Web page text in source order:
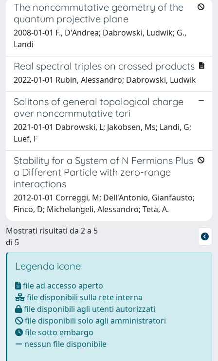
The noncommutative geometry of the
quantum projective plane
2008-01-01 F., D'Andrea; Dabrowski, Ludwik; G.,
Landi
Real spectral triples on crossed products
2022-01-01 Rubin, Alessandro; Dabrowski, Ludwik
Solitons of general topological charge
over noncommutative tori
2021-01-01 Dabrowski, L; Jakobsen, Ms; Landi, G;
Luef, F
Stability for a System of N Fermions Plus
a Different Particle with zero-range
interactions
2012-01-01 Correggi, M; Dell'Antonio, Gianfausto;
Finco, D; Michelangeli, Alessandro; Teta, A.
Mostrati risultati da 2 a 5
di 5
Legenda icone
file ad accesso aperto
file disponibili sulla rete interna
file disponibili agli utenti autorizzati
file disponibili solo agli amministratori
file sotto embargo
nessun file disponibile